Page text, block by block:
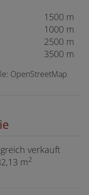
1500 m
1000 m
2500 m
3500 m
OpenStreetMap
verkauft
m2